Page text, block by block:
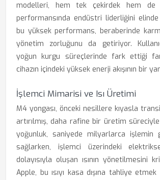
modelleri, hem tek çekirdek hem de
performansında endüstri liderliğini
bu yüksek performans, beraberinde
yönetim zorluğunu da getiriyor.
yoğun kurgu süreçlerinde fark ettiği
cihazın içindeki yüksek enerji akışının bir
İşlemci Mimarisi ve Isı Üretimi
M4 yongası, önceki nesillere kıyasla
artırılmış, daha rafine bir üretim
yoğunluk, saniyede milyarlarca işlemin
sağlarken, işlemci üzerindeki
dolayısıyla oluşan ısının yönetilmesini
Apple, bu ısıyı kasa dışına tahliye